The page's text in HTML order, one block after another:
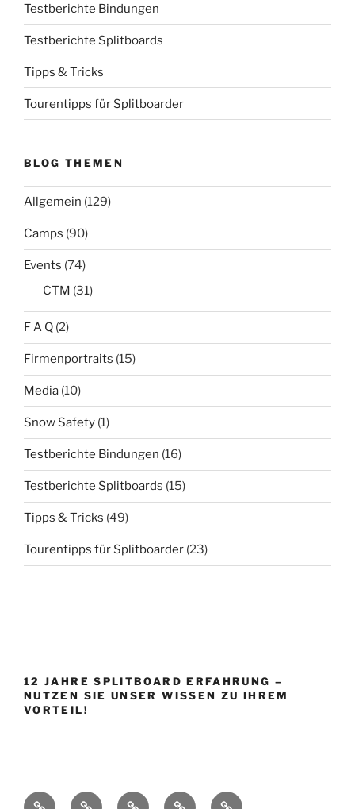
Testberichte Bindungen
Testberichte Splitboards
Tipps & Tricks
Tourentipps für Splitboarder
BLOG THEMEN
Allgemein (129)
Camps (90)
Events (74)
CTM (31)
F A Q (2)
Firmenportraits (15)
Media (10)
Snow Safety (1)
Testberichte Bindungen (16)
Testberichte Splitboards (15)
Tipps & Tricks (49)
Tourentipps für Splitboarder (23)
12 JAHRE SPLITBOARD ERFAHRUNG –
NUTZEN SIE UNSER WISSEN ZU IHREM
VORTEIL!
StartseiteShop SplitboardÜber Impressum